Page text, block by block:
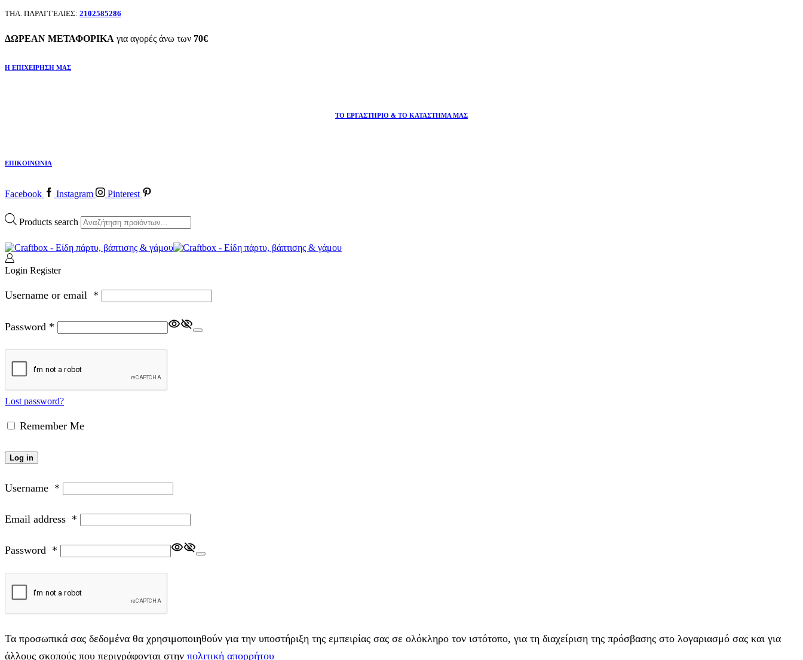
ΤΗΛ. ΠΑΡΑΓΓΕΛΙΕΣ: 2102585286
ΔΩΡΕΑΝ ΜΕΤΑΦΟΡΙΚΑ για αγορές άνω των 70€
Η ΕΠΙΧΕΙΡΗΣΗ ΜΑΣ
ΤΟ ΕΡΓΑΣΤΗΡΙΟ & ΤΟ ΚΑΤΑΣΤΗΜΑ ΜΑΣ
ΕΠΙΚΟΙΝΩΝΙΑ
Facebook Instagram Pinterest
Products search
Login Register
Username or email *
Password *
Lost password?
Remember Me
Log in
Username *
Email address *
Password *
Τα προσωπικά σας δεδομένα θα χρησιμοποιηθούν για την υποστήριξη της εμπειρίας σας σε ολόκληρο τον ιστότοπο, για τη διαχείριση της πρόσβασης στο λογαριασμό σας και για
άλλους σκοπούς που περιγράφονται στην πολιτική απορρήτου